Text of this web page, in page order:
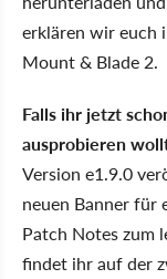
erklären wir euch
Mount & Blade 2.
Falls ihr jetzt
ausprobieren
Version e1.9.0
neuen Banner für
Patch Notes zum
findet ihr auf der